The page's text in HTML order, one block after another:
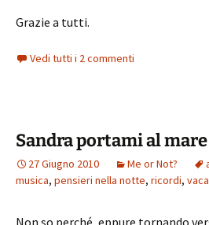
Grazie a tutti.
Vedi tutti i 2 commenti
Sandra portami al mare
27 Giugno 2010 Me or Not?
musica, pensieri nella notte, ricordi,
Non so perché, eppure tornando